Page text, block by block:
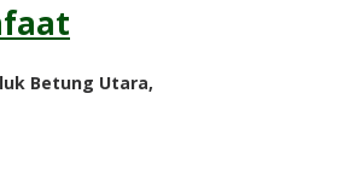
Betung Utara,